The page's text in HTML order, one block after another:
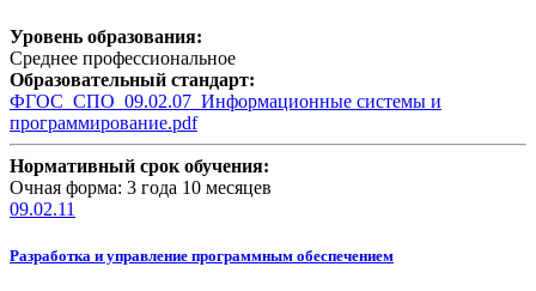
Уровень образования:
Среднее профессиональное
Образовательный стандарт:
ФГОС_СПО_09.02.07_Информационные системы и
программирование.pdf
Нормативный срок обучения:
Очная форма: 3 года 10 месяцев
09.02.11
Разработка и управление программным обеспечением